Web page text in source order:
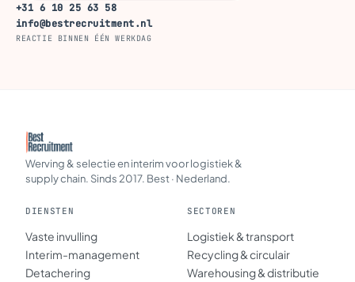
+31 6 10 25 63 58
info@bestrecruitment.nl
REACTIE BINNEN ÉÉN WERKDAG
Werving & selectie en interim voor logistiek &
supply chain. Sinds 2017. Best · Nederland.
DIENSTEN
Vaste invulling
Interim-management
Detachering
SECTOREN
Logistiek & transport
Recycling & circulair
Warehousing & distributie